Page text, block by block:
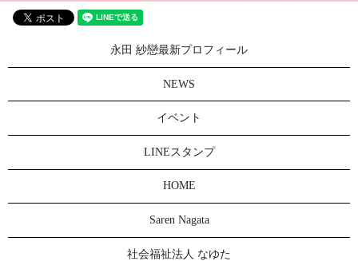
永田 紗戀最新プロフィール
NEWS
イベント
LINEスタンプ
HOME
Saren Nagata
社会福祉法人 なゆた